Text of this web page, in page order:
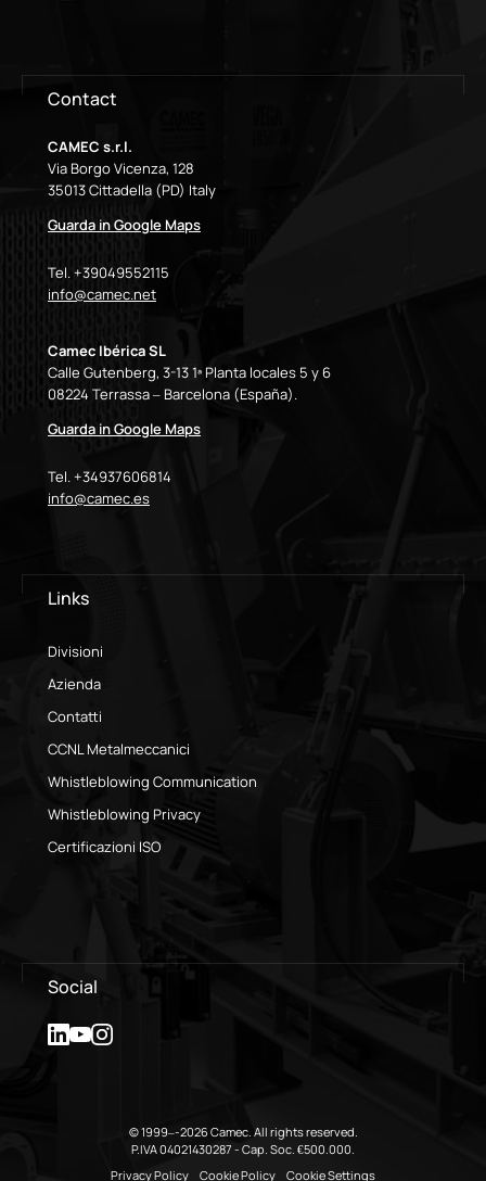
Contact
CAMEC s.r.l.
Via Borgo Vicenza, 128
35013 Cittadella (PD) Italy
Guarda in Google Maps
Tel. +39049552115
info@camec.net
Camec Ibérica SL
Calle Gutenberg, 3-13 1ª Planta locales 5 y 6
08224 Terrassa – Barcelona (España).
Guarda in Google Maps
Tel. +34937606814
info@camec.es
Links
Divisioni
Azienda
Contatti
CCNL Metalmeccanici
Whistleblowing Communication
Whistleblowing Privacy
Certificazioni ISO
Social
© 1999–-2026 Camec. All rights reserved.
P.IVA 04021430287 - Cap. Soc. €500.000.
Privacy Policy
Cookie Policy Cookie Settings